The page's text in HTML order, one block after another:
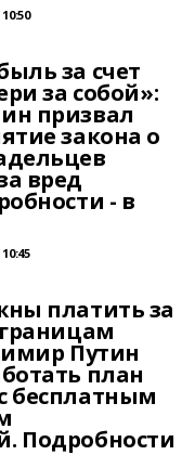
за счет
за собой»:
призвал
закона о
вред
- в
платить за
Путин
план
бесплатным
Подробности